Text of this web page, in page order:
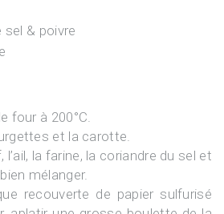
sel & poivre
four à 200°C.
et la carotte.
la farine, la coriandre du sel et
mélanger.
recouverte de papier sulfurisé